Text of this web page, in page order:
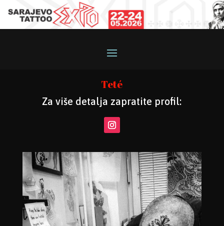
Teté
Za više detalja zapratite profil: